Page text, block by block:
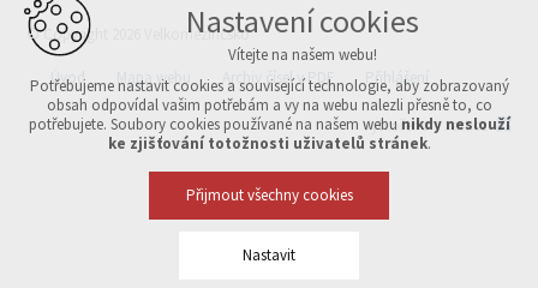
© Copyright 2026 Velkomeziříčsko
Úvod Mapa webu Archiv čísel v PDF Přihlášení
Vytvořeno v xart.cz
Nastavení cookies
Vítejte na našem webu!
Potřebujeme nastavit cookies a související technologie, aby zobrazovaný
obsah odpovídal vašim potřebám a vy na webu nalezli přesně to, co
potřebujete. Soubory cookies používané na našem webu nikdy neslouží
ke zjišťování totožnosti uživatelů stránek.
Přijmout všechny cookies
Nastavit